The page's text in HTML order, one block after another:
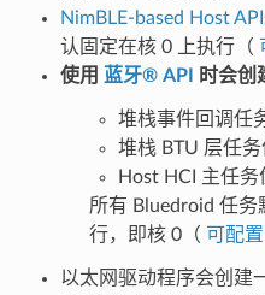
NimBLE-based Host
认固定在核 0 上执行（
使用 蓝牙® API 时会创
堆栈事件回调任
堆栈 BTU 层任务
Host HCI 主任务
所有 Bluedroid 任
行，即核 0（ 可配置
以太网驱动程序会创建